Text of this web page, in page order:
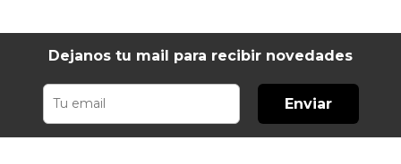
Dejanos tu mail para recibir novedades
Enviar